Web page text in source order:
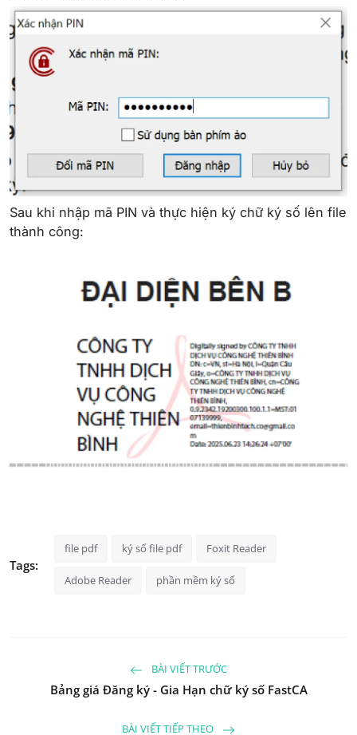
Sau khi nhập mã PIN và thực hiện ký chữ ký số lên file
thành công:
Tags:
file pdf ký số file pdf Foxit Reader
Adobe Reader phần mềm ký số
BÀI VIẾT TRƯỚC
Bảng giá Đăng ký - Gia Hạn chữ ký số FastCA
BÀI VIẾT TIẾP THEO